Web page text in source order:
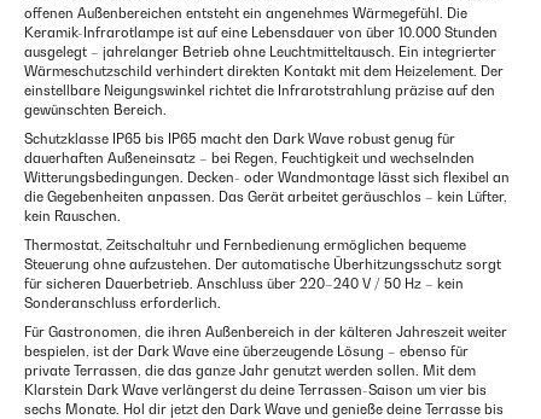
offenen Außenbereichen entsteht ein angenehmes Wärmegefühl. Die
Keramik-Infrarotlampe ist auf eine Lebensdauer von über 10.000 Stunden
ausgelegt – jahrelanger Betrieb ohne Leuchtmitteltausch. Ein integrierter
Wärmeschutzschild verhindert direkten Kontakt mit dem Heizelement. Der
einstellbare Neigungswinkel richtet die Infrarotstrahlung präzise auf den
gewünschten Bereich.
Schutzklasse IP65 bis IP65 macht den Dark Wave robust genug für
dauerhaften Außeneinsatz – bei Regen, Feuchtigkeit und wechselnden
Witterungsbedingungen. Decken- oder Wandmontage lässt sich flexibel an
die Gegebenheiten anpassen. Das Gerät arbeitet geräuschlos – kein Lüfter,
kein Rauschen.
Thermostat, Zeitschaltuhr und Fernbedienung ermöglichen bequeme
Steuerung ohne aufzustehen. Der automatische Überhitzungsschutz sorgt
für sicheren Dauerbetrieb. Anschluss über 220–240 V / 50 Hz – kein
Sonderanschluss erforderlich.
Für Gastronomen, die ihren Außenbereich in der kälteren Jahreszeit weiter
bespielen, ist der Dark Wave eine überzeugende Lösung – ebenso für
private Terrassen, die das ganze Jahr genutzt werden sollen. Mit dem
Klarstein Dark Wave verlängerst du deine Terrassen-Saison um vier bis
sechs Monate. Hol dir jetzt den Dark Wave und genieße deine Terrasse bis